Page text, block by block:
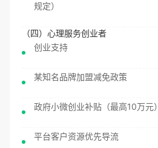
规定）
（四）心理服务创业者
创业支持
某知名品牌加盟减免政策
政府小微创业补贴（最高10万元）
平台客户资源优先导流